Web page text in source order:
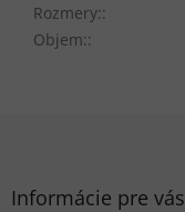
Rozmery::
Objem::
Informácie pre vás